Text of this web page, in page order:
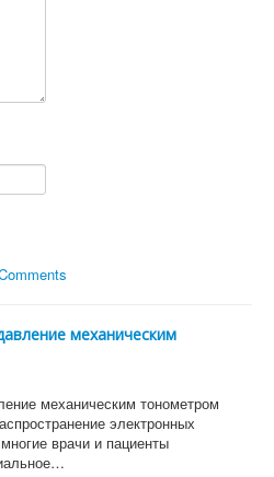
механическим
механическим тонометром
электронных
врачи и пациенты